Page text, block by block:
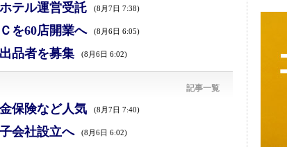
テル運営受託 (8月7日 7:38)
を60店開業へ (8月6日 6:05)
品者を募集 (8月6日 6:02)
記事一覧
保険など人気 (8月7日 7:40)
会社設立へ (8月6日 6:02)